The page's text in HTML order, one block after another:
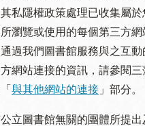
私隱權政策處理已收集屬於
瀏覽或使用的每個第三方網
過我們圖書館服務與之互動
網站連接的資訊，請參閱三
與其他網站的連接 」部分。
立圖書館無關的團體所提出